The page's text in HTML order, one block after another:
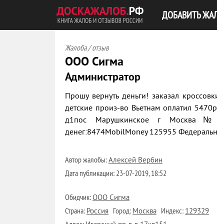
ДОБАВИТЬ
Жалоба / отзыв
ООО Сигма
Администратор
Прошу вернуть деньги! заказал
детские произ-во Вьетнам оплатил
д1пос Марушкинское г
денег:8474MobilMoney 125955
Автор жалобы:Алексей Вербин
Дата публикации: 23-07-2019, 18:52
Обидчик:ООО Сигма
Страна:Россия Город:Москва Индекс:129329